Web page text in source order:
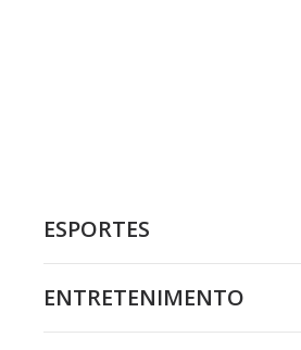
ESPORTES
ENTRETENIMENTO